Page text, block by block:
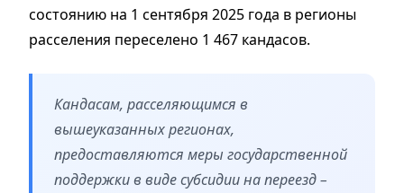
состоянию на 1 сентября 2025 года в регионы
расселения переселено 1 467 кандасов.
Кандасам, расселяющимся в
вышеуказанных регионах,
предоставляются меры государственной
поддержки в виде субсидии на переезд –